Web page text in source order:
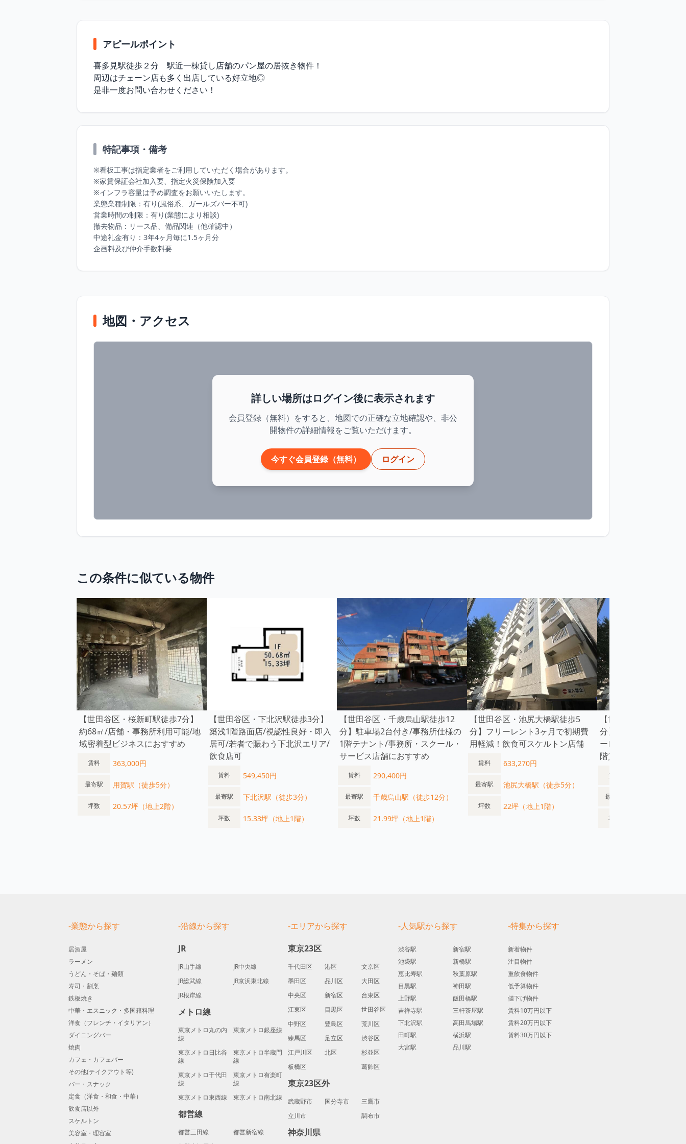
アピールポイント
喜多見駅徒歩２分　駅近一棟貸し店舗のパン屋の居抜き物件！
周辺はチェーン店も多く出店している好立地◎
是非一度お問い合わせください！
特記事項・備考
※看板工事は指定業者をご利用していただく場合があります。
※家賃保証会社加入要、指定火災保険加入要
※インフラ容量は予め調査をお願いいたします。
業態業種制限：有り(風俗系、ガールズバー不可)
営業時間の制限：有り(業態により相談)
撤去物品：リース品、備品関連（他確認中）
中途礼金有り：3年4ヶ月毎に1.5ヶ月分
企画料及び仲介手数料要
地図・アクセス
詳しい場所はログイン後に表示されます
会員登録（無料）をすると、地図での正確な立地確認や、非公
開物件の詳細情報をご覧いただけます。
今すぐ会員登録（無料） ログイン
この条件に似ている物件
【世田谷区・桜新町駅徒歩7分】
約68㎡/店舗・事務所利用可能/地
域密着型ビジネスにおすすめ
賃料 363,000円
最寄駅 用賀駅（徒歩5分）
坪数 20.57坪（地上2階）
【世田谷区・下北沢駅徒歩3分】
築浅1階路面店/視認性良好・即入
居可/若者で賑わう下北沢エリア/
飲食店可
賃料 549,450円
最寄駅 下北沢駅（徒歩3分）
坪数 15.33坪（地上1階）
【世田谷区・千歳烏山駅徒歩12
分】駐車場2台付き/事務所仕様の
1階テナント/事務所・スクール・
サービス店舗におすすめ
賃料 290,400円
最寄駅 千歳烏山駅（徒歩12分）
坪数 21.99坪（地上1階）
【世田谷区・池尻大橋駅徒歩5
分】フリーレント3ヶ月で初期費
用軽減！飲食可スケルトン店舗
賃料 633,270円
最寄駅 池尻大橋駅（徒歩5分）
坪数 22坪（地上1階）
【世田谷区・池尻大橋
分】72㎡の貸店舗・事
ーレント3ヶ月/飲食相
階貸店舗
賃料
最寄駅
坪数
-業態から探す
居酒屋
ラーメン
うどん・そば・麺類
寿司・割烹
鉄板焼き
中華・エスニック・多国籍料理
洋食（フレンチ・イタリアン）
ダイニングバー
焼肉
カフェ・カフェバー
その他(テイクアウト等)
バー・スナック
定食（洋食・和食・中華）
飲食店以外
スケルトン
美容室・理容室
-沿線から探す
JR
JR山手線
JR中央線
JR総武線
JR京浜東北線
JR根岸線
メトロ線
東京メトロ丸の内
線
東京メトロ銀座線
東京メトロ日比谷
線
東京メトロ半蔵門
線
東京メトロ千代田
線
東京メトロ有楽町
線
東京メトロ東西線
東京メトロ南北線
都営線
都営三田線
都営新宿線
-エリアから探す
東京23区
千代田区 港区
文京区
墨田区
品川区
大田区
中央区
新宿区
台東区
江東区
目黒区
世田谷区
中野区
豊島区
荒川区
練馬区
足立区
渋谷区
江戸川区
北区
杉並区
板橋区
葛飾区
東京23区外
武蔵野市 国分寺市
三鷹市
立川市
調布市
神奈川県
-人気駅から探す
渋谷駅
新宿駅
池袋駅
新橋駅
恵比寿駅
秋葉原駅
目黒駅
神田駅
上野駅
飯田橋駅
吉祥寺駅
三軒茶屋駅
下北沢駅
高田馬場駅
田町駅
横浜駅
大宮駅
品川駅
-特集から探す
新着物件
注目物件
重飲食物件
低予算物件
値下げ物件
賃料10万円以下
賃料20万円以下
賃料30万円以下